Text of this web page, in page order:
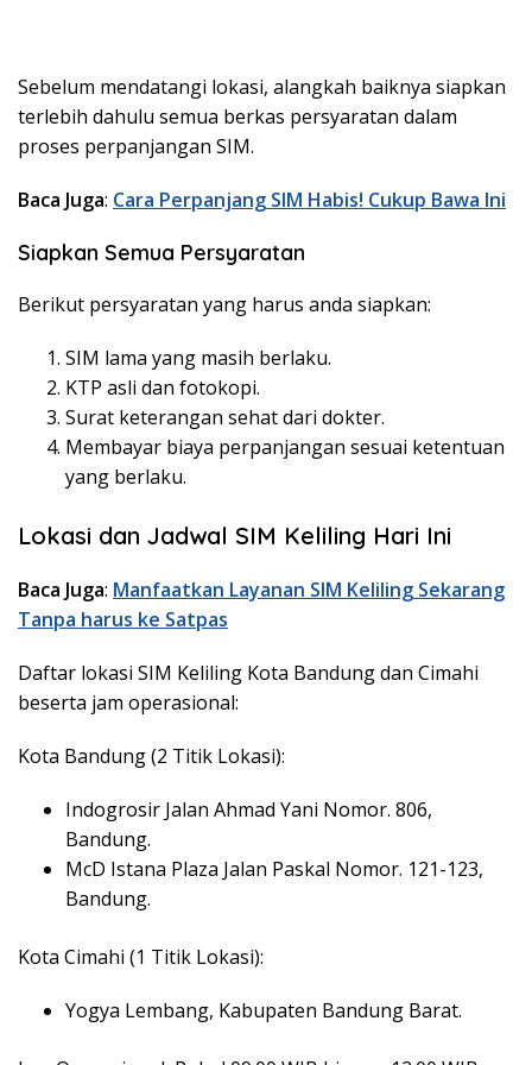
Sebelum mendatangi lokasi, alangkah baiknya siapkan
terlebih dahulu semua berkas persyaratan dalam
proses perpanjangan SIM.
Baca Juga: Cara Perpanjang SIM Habis! Cukup Bawa Ini
Siapkan Semua Persyaratan
Berikut persyaratan yang harus anda siapkan:
SIM lama yang masih berlaku.
KTP asli dan fotokopi.
Surat keterangan sehat dari dokter.
Membayar biaya perpanjangan sesuai ketentuan
yang berlaku.
Lokasi dan Jadwal SIM Keliling Hari Ini
Baca Juga: Manfaatkan Layanan SIM Keliling Sekarang
Tanpa harus ke Satpas
Daftar lokasi SIM Keliling Kota Bandung dan Cimahi
beserta jam operasional:
Kota Bandung (2 Titik Lokasi):
Indogrosir Jalan Ahmad Yani Nomor. 806,
Bandung.
McD Istana Plaza Jalan Paskal Nomor. 121-123,
Bandung.
Kota Cimahi (1 Titik Lokasi):
Yogya Lembang, Kabupaten Bandung Barat.